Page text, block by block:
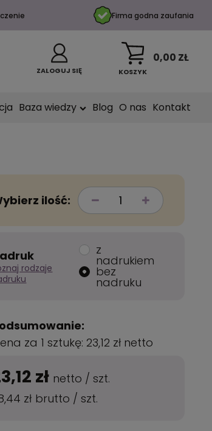
Firma godna zaufania
ZALOGUJ SIĘ KOSZYK
0,00 ZŁ
Baza wiedzy Blog O nas Kontakt
ilość:
rodzaje
z
nadrukiem
bez
nadruku
za 1 sztukę:23,12 zł netto
zł netto /szt.
zł brutto /szt.